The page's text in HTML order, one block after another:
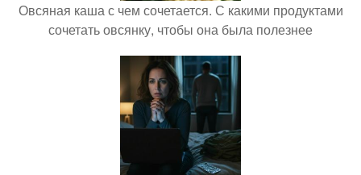
Овсяная каша с чем сочетается. С какими продуктами
сочетать овсянку, чтобы она была полезнее